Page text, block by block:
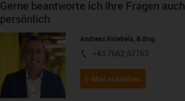
Gerne beantworte ich Ihre Fragen auch
persönlich
Andreas Kniebeis, B.Eng.
igus-icon-phone
+43 7662 57763
E-Mail schreiben